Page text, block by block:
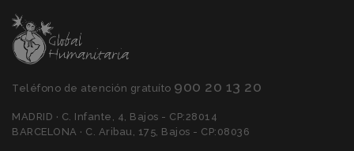
Teléfono de atención gratuíto 900 20 13 20
MADRID · C. Infante, 4, Bajos - CP:28014
BARCELONA · C. Aribau, 175, Bajos - CP:08036